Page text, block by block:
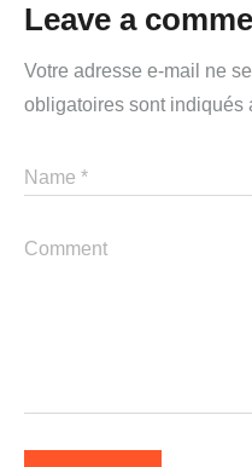
Leave a
Votre adresse e-mail ne
obligatoires sont indiqués